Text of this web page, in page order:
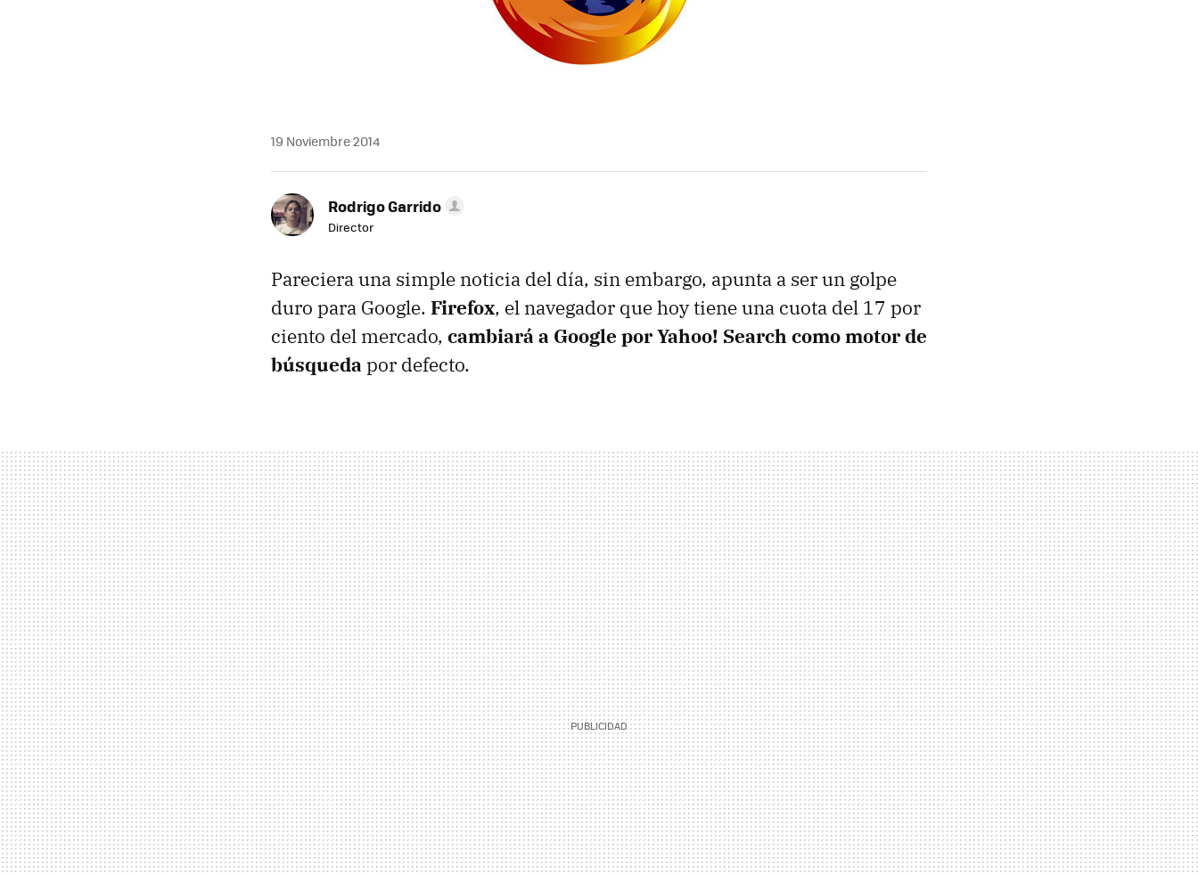
19 Noviembre 2014
Rodrigo Garrido
Director
Pareciera una simple noticia del día, sin embargo, apunta a ser un golpe
duro para Google. Firefox, el navegador que hoy tiene una cuota del 17 por
ciento del mercado, cambiará a Google por Yahoo! Search como motor de
búsqueda por defecto.